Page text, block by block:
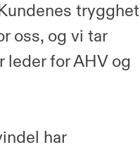
trygghet
oss, og vi tar
for AHV og
har